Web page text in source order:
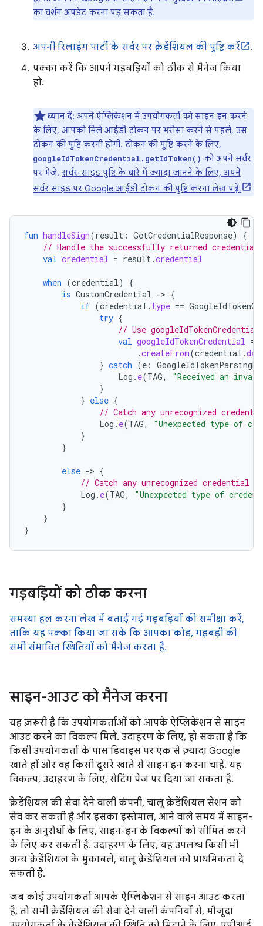
का वर्शन अपडेट करना पड़ सकता है.
अपनी रिलाइंग पार्टी के सर्वर पर क्रेडेंशियल की पुष्टि करें
.
पक्का करें कि आपने गड़बड़ियों को ठीक से मैनेज किया
हो.
ध्यान दें: अपने ऐप्लिकेशन में उपयोगकर्ता को साइन इन करने
के लिए, आपको मिले आईडी टोकन पर भरोसा करने से पहले, उस
टोकन की पुष्टि करनी होगी. टोकन की पुष्टि करने के लिए,
googleIdTokenCredential.getIdToken() को अपने सर्वर
पर भेजें. सर्वर-साइड पुष्टि के बारे में ज़्यादा जानने के लिए, अपने
सर्वर साइड पर Google आईडी टोकन की पुष्टि करना लेख पढ़ें.
fun handleSign(result : GetCredentialResponse)
{
// Handle the successfully returned credential.
val credential = result.credential
when (credential)
{
is CustomCredential -> {
if (credential . type ==
try {
// Use
val googleIdTokenCredential =
.createFrom(credential .
} catch (e :
Log . e(TAG,
"Received an
}
} else {
// Catch any unrecognized
Log . e(TAG,
"Unexpected type of
}
}
else -> {
// Catch any unrecognized credential
Log . e(TAG,
"Unexpected type of
}
}
}
गड़बड़ियों को ठीक करना
समस्या हल करना लेख में बताई गई गड़बड़ियों की समीक्षा करें,
ताकि यह पक्का किया जा सके कि आपका कोड, गड़बड़ी की
सभी संभावित स्थितियों को मैनेज करता है.
साइन-आउट को मैनेज करना
यह ज़रूरी है कि उपयोगकर्ताओं को आपके ऐप्लिकेशन से साइन
आउट करने का विकल्प मिले. उदाहरण के लिए, हो सकता है कि
किसी उपयोगकर्ता के पास डिवाइस पर एक से ज़्यादा Google
खाते हों और वह किसी दूसरे खाते से साइन इन करना चाहे. यह
विकल्प, उदाहरण के लिए, सेटिंग पेज पर दिया जा सकता है.
क्रेडेंशियल की सेवा देने वाली कंपनी, चालू क्रेडेंशियल सेशन को
सेव कर सकती है और इसका इस्तेमाल, आने वाले समय में साइन-
इन के अनुरोधों के लिए, साइन-इन के विकल्पों को सीमित करने
के लिए कर सकती है. उदाहरण के लिए, यह उपलब्ध किसी भी
अन्य क्रेडेंशियल के मुकाबले, चालू क्रेडेंशियल को प्राथमिकता दे
सकती है.
जब कोई उपयोगकर्ता आपके ऐप्लिकेशन से साइन आउट करता
है, तो सभी क्रेडेंशियल की सेवा देने वाली कंपनियों से, मौजूदा